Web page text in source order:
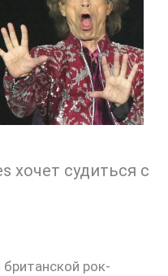
хочет судиться с
рок-